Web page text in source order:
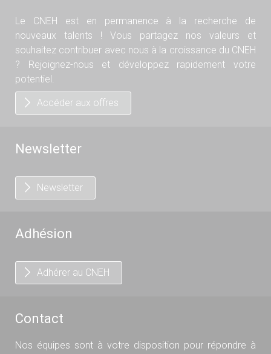
Le CNEH est en permanence à la recherche de
nouveaux talents ! Vous partagez nos valeurs et
souhaitez contribuer avec nous à la croissance du CNEH
? Rejoignez-nous et développez rapidement votre
potentiel.
Accéder aux offres
Newsletter
Newsletter
Adhésion
Adhérer au CNEH
Contact
Nos équipes sont à votre disposition pour répondre à